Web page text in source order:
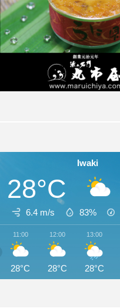
Iwaki
28°C
6.4 m/s 83%
11:00
28°C
12:00
28°C
13:00
28°C